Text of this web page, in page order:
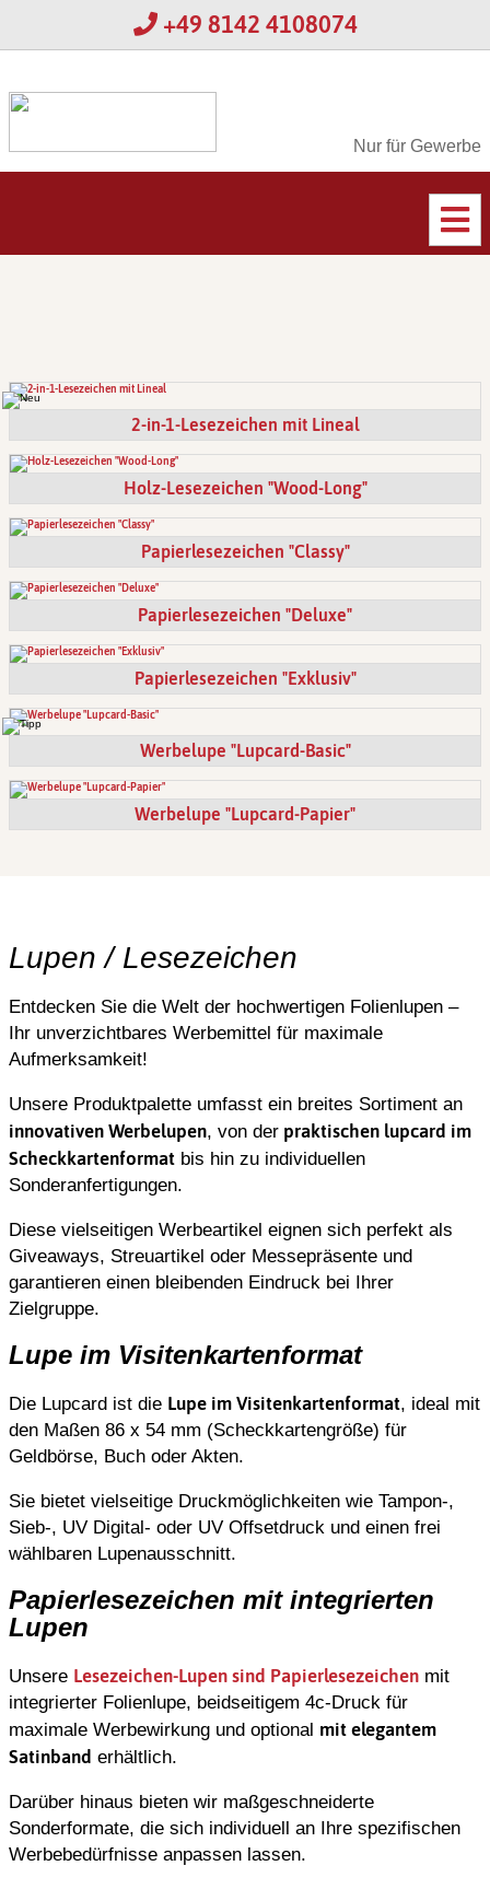
+49 8142 4108074
Nur für Gewerbe
2-in-1-Lesezeichen mit Lineal
Holz-Lesezeichen "Wood-Long"
Papierlesezeichen "Classy"
Papierlesezeichen "Deluxe"
Papierlesezeichen "Exklusiv"
Werbelupe "Lupcard-Basic"
Werbelupe "Lupcard-Papier"
Lupen / Lesezeichen
Entdecken Sie die Welt der hochwertigen Folienlupen –
Ihr unverzichtbares Werbemittel für maximale
Aufmerksamkeit!
Unsere Produktpalette umfasst ein breites Sortiment an
innovativen Werbelupen, von der praktischen lupcard im
Scheckkartenformat bis hin zu individuellen
Sonderanfertigungen.
Diese vielseitigen Werbeartikel eignen sich perfekt als
Giveaways, Streuartikel oder Messepräsente und
garantieren einen bleibenden Eindruck bei Ihrer
Zielgruppe.
Lupe im Visitenkartenformat
Die Lupcard ist die Lupe im Visitenkartenformat, ideal mit
den Maßen 86 x 54 mm (Scheckkartengröße) für
Geldbörse, Buch oder Akten.
Sie bietet vielseitige Druckmöglichkeiten wie Tampon-,
Sieb-, UV Digital- oder UV Offsetdruck und einen frei
wählbaren Lupenausschnitt.
Papierlesezeichen mit integrierten
Lupen
Unsere Lesezeichen-Lupen sind Papierlesezeichen mit
integrierter Folienlupe, beidseitigem 4c-Druck für
maximale Werbewirkung und optional mit elegantem
Satinband erhältlich.
Darüber hinaus bieten wir maßgeschneiderte
Sonderformate, die sich individuell an Ihre spezifischen
Werbebedürfnisse anpassen lassen.